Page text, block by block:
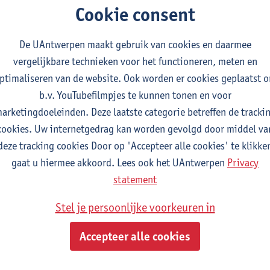
geven je een goed beeld van de tijd die je zal
Per studiepunt moet je rekenen op 25 tot 30
afleggen.
2025-
2024-
2025
2023-
2024
2022-
2026-2027 bestaat het Voorbereidingsprogramma
opleidingsonderdelen (12 studiepunten)
Cookie consent
De UAntwerpen maakt gebruik van cookies en daarmee
vergelijkbare technieken voor het functioneren, meten en
van de website. Ook worden er cookies geplaatst
b.v. YouTubefilmpjes te kunnen tonen en voor
Deze laatste categorie betreffen de
Uw internetgedrag kan worden gevolgd door middel
tracking cookies Door op 'Accepteer alle cookies' te
gaat u hiermee akkoord. Lees ook het UAntwerpen Privacy
statement
Stel je persoonlijke voorkeuren in
Accepteer alle cookies